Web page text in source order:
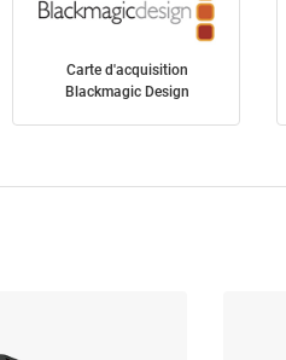
Carte d'acquisition
Blackmagic Design